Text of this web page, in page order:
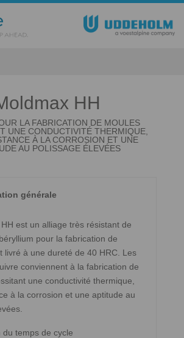
HH
LA FABRICATION DE MOULES
UNE CONDUCTIVITÉ THERMIQUE,
À LA CORROSION ET UNE
AU POLISSAGE ÉLEVÉES
générale
est un alliage très résistant de
pour la fabrication de
livré à une dureté de 40 HRC. Les
conviennent à la fabrication de
une conductivité thermique,
à la corrosion et une aptitude au
du temps de cycle